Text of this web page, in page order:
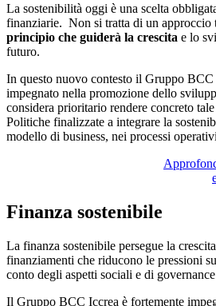
La sostenibilità oggi è una scelta
finanziarie. Non si tratta di un approccio
principio che guiderà la crescita e lo
futuro.
In questo nuovo contesto il Gruppo BCC
impegnato nella promozione dello
considera prioritario rendere concreto
Politiche finalizzate a integrare la
modello di business, nei processi
Finanza sostenibile
La finanza sostenibile persegue la
finanziamenti che riducono le pressioni
conto degli aspetti sociali e di
Il Gruppo BCC Iccrea è fortemente